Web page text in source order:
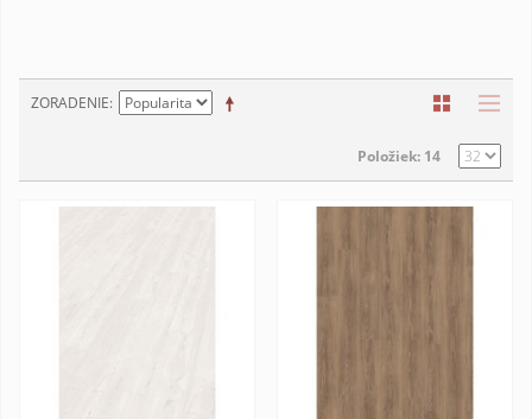
ZORADENIE
Položiek: 14